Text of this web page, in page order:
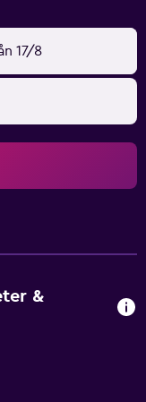
17/8
&